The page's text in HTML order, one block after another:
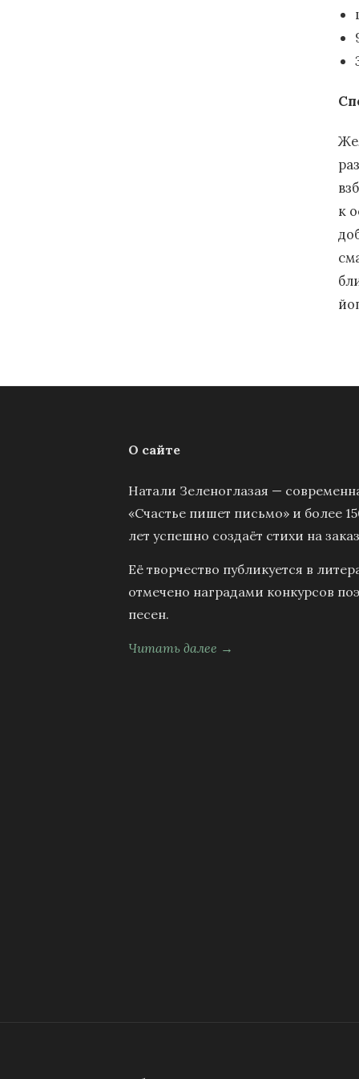
к
О сайте
Натали Зеленоглазая —
«Счастье пишет письмо» и более
лет успешно создаёт стихи на
Её творчество публикуется в
отмечено наградами конкурсов
песен.
Читать далее →